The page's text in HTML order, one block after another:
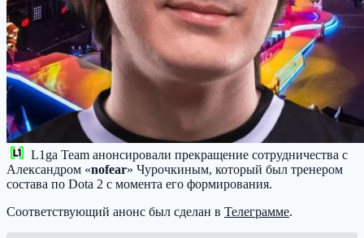
L1ga Team анонсировали прекращение сотрудничества с
Александром «nofear» Чурочкиным, который был тренером
состава по Dota 2 с момента его формирования.
Соответствующий анонс был сделан в Телеграмме.